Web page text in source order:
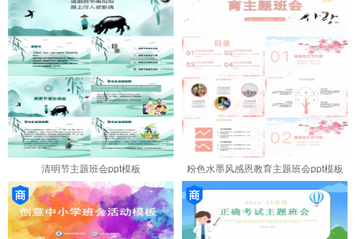
清明节主题班会ppt模板 粉色水墨风感恩教育主题班会ppt模板